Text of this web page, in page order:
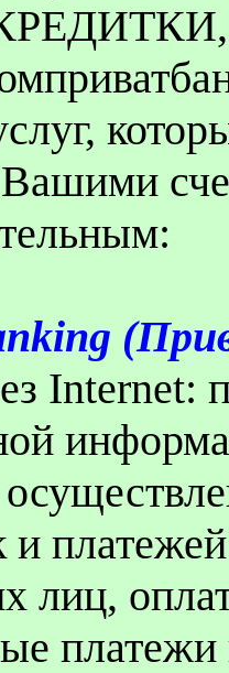
Вашими
Internet:
и
лиц,
платежи